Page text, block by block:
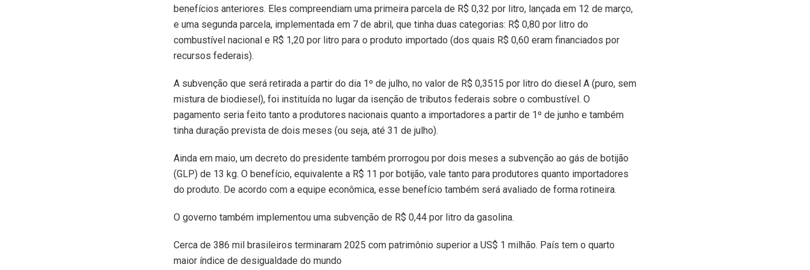
benefícios anteriores. Eles compreendiam uma primeira parcela de R$ 0,32 por litro, lançada em 12 de março,
e uma segunda parcela, implementada em 7 de abril, que tinha duas categorias: R$ 0,80 por litro do
combustível nacional e R$ 1,20 por litro para o produto importado (dos quais R$ 0,60 eram financiados por
recursos federais).
A subvenção que será retirada a partir do dia 1º de julho, no valor de R$ 0,3515 por litro do diesel A (puro, sem
mistura de biodiesel), foi instituída no lugar da isenção de tributos federais sobre o combustível. O
pagamento seria feito tanto a produtores nacionais quanto a importadores a partir de 1º de junho e também
tinha duração prevista de dois meses (ou seja, até 31 de julho).
Ainda em maio, um decreto do presidente também prorrogou por dois meses a subvenção ao gás de botijão
(GLP) de 13 kg. O benefício, equivalente a R$ 11 por botijão, vale tanto para produtores quanto importadores
do produto. De acordo com a equipe econômica, esse benefício também será avaliado de forma rotineira.
O governo também implementou uma subvenção de R$ 0,44 por litro da gasolina.
Cerca de 386 mil brasileiros terminaram 2025 com patrimônio superior a US$ 1 milhão. País tem o quarto
maior índice de desigualdade do mundo